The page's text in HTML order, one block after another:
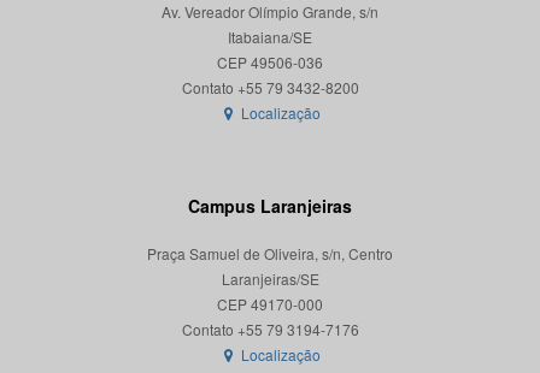
Av. Vereador Olímpio Grande, s/n
Itabaiana/SE
CEP 49506-036
Localização
Campus Laranjeiras
Praça Samuel de Oliveira, s/n, Centro
Laranjeiras/SE
CEP 49170-000
Localização